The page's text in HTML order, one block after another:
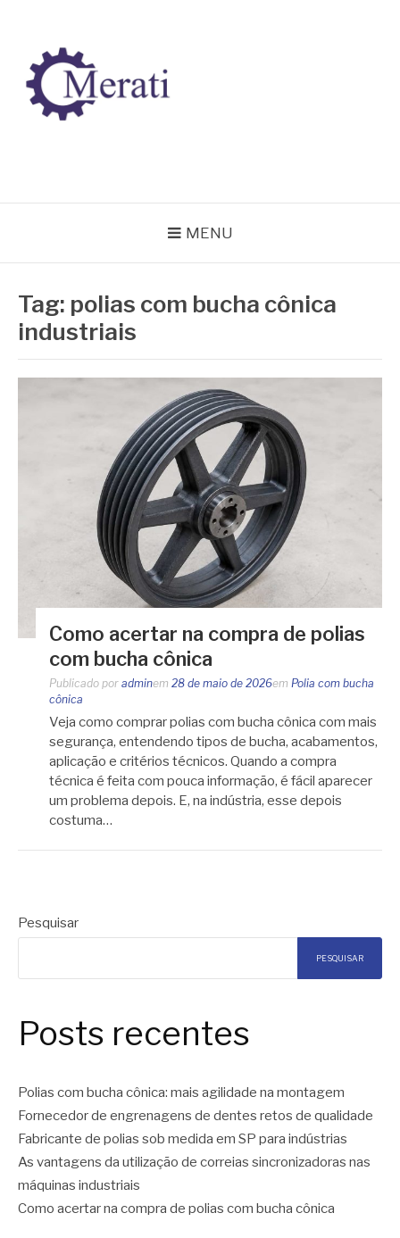
conteúdo
MENU
Tag: polias com bucha cônica
industriais
Como acertar na compra de polias
com bucha cônica
Publicado por adminem 28 de maio de 2026em Polia com bucha
cônica
Veja como comprar polias com bucha cônica com mais
segurança, entendendo tipos de bucha, acabamentos,
aplicação e critérios técnicos. Quando a compra
técnica é feita com pouca informação, é fácil aparecer
um problema depois. E, na indústria, esse depois
costuma…
Pesquisar
PESQUISAR
Posts recentes
Polias com bucha cônica: mais agilidade na montagem
Fornecedor de engrenagens de dentes retos de qualidade
Fabricante de polias sob medida em SP para indústrias
As vantagens da utilização de correias sincronizadoras nas
máquinas industriais
Como acertar na compra de polias com bucha cônica